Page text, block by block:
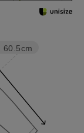
60.5cm